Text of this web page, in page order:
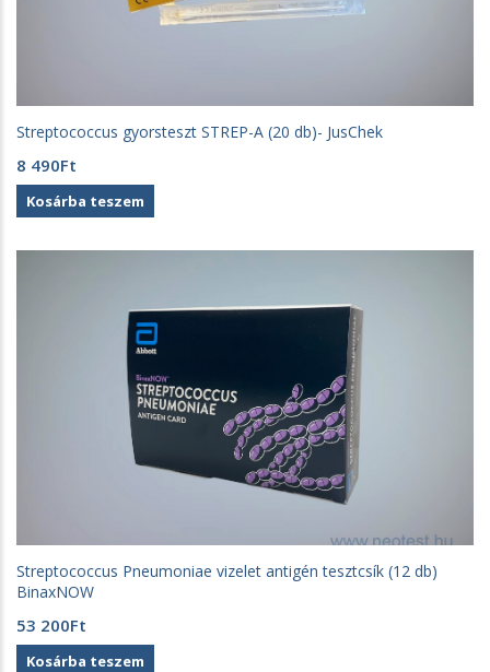
Streptococcus gyorsteszt STREP-A (20 db)- JusChek
8 490Ft
Kosárba teszem
Streptococcus Pneumoniae vizelet antigén tesztcsík (12 db)
BinaxNOW
53 200Ft
Kosárba teszem